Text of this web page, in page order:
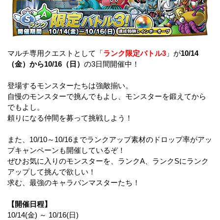
マルチ専用クエストとして「ランク限定バトル3 」が10/14
（金）から10/16（日） の3日間開催中！
登場するモンスターたちは強敵揃い。
自慢のモンスターで挑んでもよし、モンスターを鍛えてから
でもよし。
頼りになる仲間を募って挑戦しよう！
また、10/10～10/16までランクアップ素材のドロップ率がアッ
プキャンペーンも開催しているぞ！
ぜひお気に入りのモンスターを、ランクA、ランクSにランク
アップして挑んで欲しい！
求む、最強のキャラバンマスターたち！
【開催日程】
10/14(金) ～ 10/16(日)